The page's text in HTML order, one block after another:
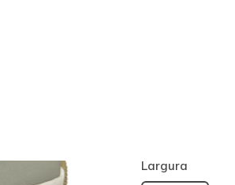
Largura